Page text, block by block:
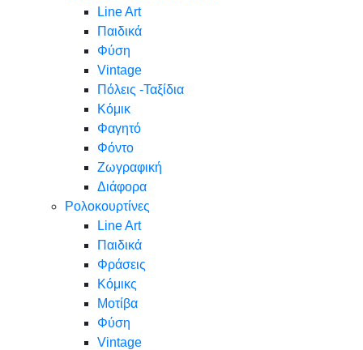
Line Art
Παιδικά
Φύση
Vintage
Πόλεις -Ταξίδια
Κόμικ
Φαγητό
Φόντο
Ζωγραφική
Διάφορα
Ρολοκουρτίνες
Line Art
Παιδικά
Φράσεις
Κόμικς
Μοτίβα
Φύση
Vintage